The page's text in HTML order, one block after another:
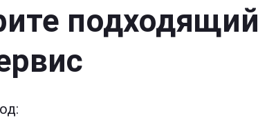
подходящий